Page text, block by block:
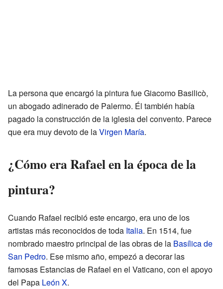
La persona que encargó la pintura fue Giacomo Basilicò,
un abogado adinerado de Palermo. Él también había
pagado la construcción de la iglesia del convento. Parece
que era muy devoto de laVirgen María.
¿Cómo era Rafael en la época de la
pintura?
Cuando Rafael recibió este encargo, era uno de los
artistas más reconocidos de toda Italia. En 1514, fue
nombrado maestro principal de las obras de la Basílica de
San Pedro. Ese mismo año, empezó a decorar las
famosas Estancias de Rafael en el Vaticano, con el apoyo
del Papa León X.